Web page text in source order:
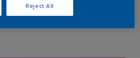
Reject All